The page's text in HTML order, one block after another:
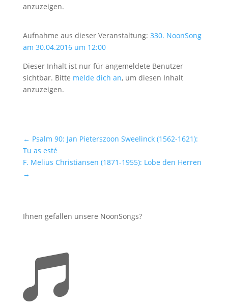
anzuzeigen.
Aufnahme aus dieser Veranstaltung: 330. NoonSong
am 30.04.2016 um 12:00
Dieser Inhalt ist nur für angemeldete Benutzer
sichtbar. Bitte melde dich an, um diesen Inhalt
anzuzeigen.
← Psalm 90: Jan Pieterszoon Sweelinck (1562-1621):
Tu as esté
F. Melius Christiansen (1871-1955): Lobe den Herren
→
Ihnen gefallen unsere NoonSongs?
